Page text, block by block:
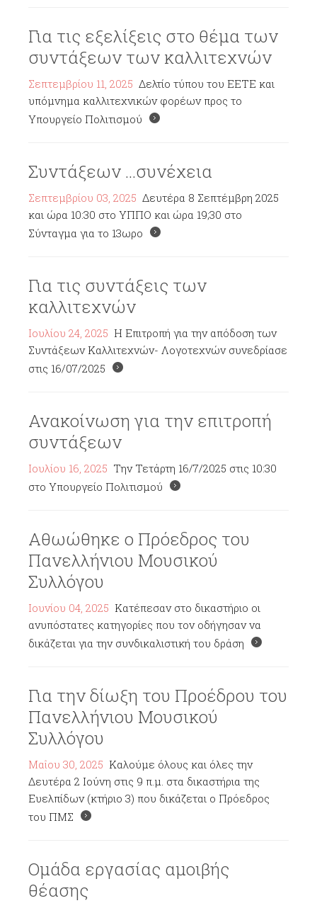
Για τις εξελίξεις στο θέμα των
συντάξεων των καλλιτεχνών
Σεπτεμβρίου 11, 2025 Δελτίο τύπου του ΕΕΤΕ και
υπόμνημα καλλιτεχνικών φορέων προς το
Υπουργείο Πολιτισμού
Συντάξεων ...συνέχεια
Σεπτεμβρίου 03, 2025 Δευτέρα 8 Σεπτέμβρη 2025
και ώρα 10:30 στο ΥΠΠΟ και ώρα 19;30 στο
Σύνταγμα για το 13ωρο
Για τις συντάξεις των
καλλιτεχνών
Ιουλίου 24, 2025 Η Επιτροπή για την απόδοση των
Συντάξεων Καλλιτεχνών- Λογοτεχνών συνεδρίασε
στις 16/07/2025
Ανακοίνωση για την επιτροπή
συντάξεων
Ιουλίου 16, 2025 Την Τετάρτη 16/7/2025 στις 10:30
στο Υπουργείο Πολιτισμού
Αθωώθηκε ο Πρόεδρος του
Πανελλήνιου Μουσικού
Συλλόγου
Ιουνίου 04, 2025 Κατέπεσαν στο δικαστήριο οι
ανυπόστατες κατηγορίες που τον οδήγησαν να
δικάζεται για την συνδικαλιστική του δράση
Για την δίωξη του Προέδρου του
Πανελλήνιου Μουσικού
Συλλόγου
Μαΐου 30, 2025 Καλούμε όλους και όλες την
Δευτέρα 2 Ιούνη στις 9 π.μ. στα δικαστήρια της
Ευελπίδων (κτήριο 3) που δικάζεται ο Πρόεδρος
του ΠΜΣ
Ομάδα εργασίας αμοιβής
θέασης